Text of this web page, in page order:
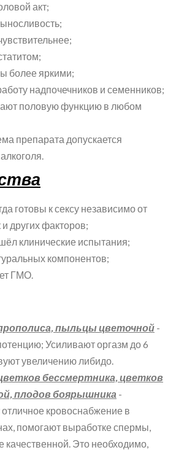
акт;
более яркими;
надпочечников и семенников;
половую функцию в любом
препарата допускается
готовы к сексу независимо от
других факторов;
клинические испытания;
компонентов;
ГМО.
пыльцы цветочной -
Усиливают оргазм до 6
увеличению либидо.
бессмертника, цветков
плодов боярышника -
кровоснабжение в
помогают выработке спермы,
качественной. Это необходимо,